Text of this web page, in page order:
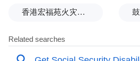
海南开展“三无”船舶集中
在集中拆解现场，执法人员
香港宏福苑火灾跨部门调查最终报告：大火或由烟头引起